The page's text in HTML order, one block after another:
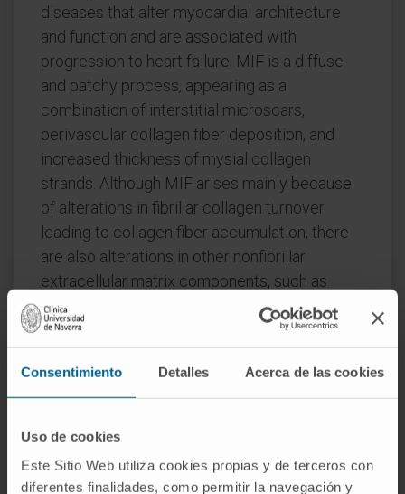
Consentimiento Detalles Acerca de las cookies
Uso de cookies
Este Sitio Web utiliza cookies propias y de terceros con
diferentes finalidades, como permitir la navegación y
diseases that alter myocardial architecture
and function and are associated with
progression to heart failure. MIF is a diffuse
and patchy process, appearing as a
combination of interstitial microscars,
perivascular collagen fiber deposition, and
increased thickness of mysial collagen
strands. Although MIF arises mainly because
of alterations in fibrillar collagen turnover
leading to collagen fiber accumulation, there
are also alterations in other nonfibrillar
extracellular matrix components, such as
fibronectin and matricellular proteins.
Furthermore, in addition to an excess of
collagen, qualitative changes in collagen fibers
also contribute to the detrimental impact of
Seminar, we review the evidence on the
complex mechanisms leading to MIF, as well